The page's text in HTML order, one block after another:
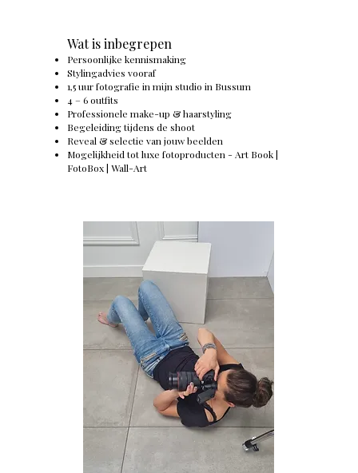
Wat is inbegrepen
Persoonlijke kennismaking
Stylingadvies vooraf
1,5 uur fotografie in mijn studio in Bussum
4 – 6 outfits
Professionele make-up & haarstyling
Begeleiding tijdens de shoot
Reveal & selectie van jouw beelden
Mogelijkheid tot luxe fotoproducten - Art Book |
FotoBox | Wall-Art